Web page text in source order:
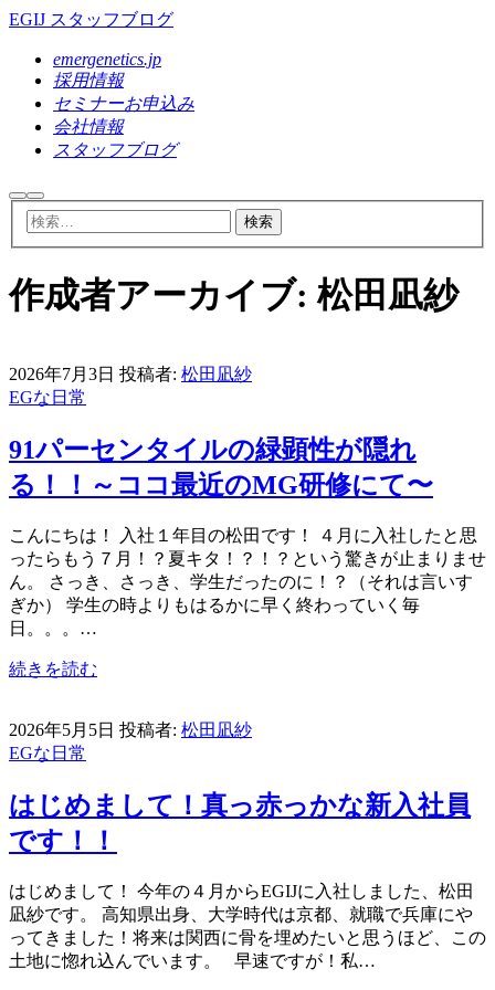
EGIJ スタッフブログ
emergenetics.jp
採用情報
セミナーお申込み
会社情報
スタッフブログ
検 メ
イ
ン
ニ
ュ
作成者アーカイブ: 松田凪紗
2026年7月3日 投稿者: 松田凪紗
EGな日常
91パーセンタイルの緑顕性が隠れ
る！！～ココ最近のMG研修にて〜
こんにちは！ 入社１年目の松田です！ ４月に入社したと思
ったらもう７月！？夏キタ！？！？という驚きが止まりませ
ん。 さっき、さっき、学生だったのに！？（それは言いす
ぎか） 学生の時よりもはるかに早く終わっていく毎
日。。。…
続きを読む
2026年5月5日 投稿者: 松田凪紗
EGな日常
はじめまして！真っ赤っかな新入社員
です！！
はじめまして！ 今年の４月からEGIJに入社しました、松田
凪紗です。 高知県出身、大学時代は京都、就職で兵庫にや
ってきました！将来は関西に骨を埋めたいと思うほど、この
土地に惚れ込んでいます。 早速ですが！私…